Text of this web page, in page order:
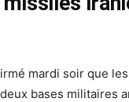
mardi soir que
bases militaires